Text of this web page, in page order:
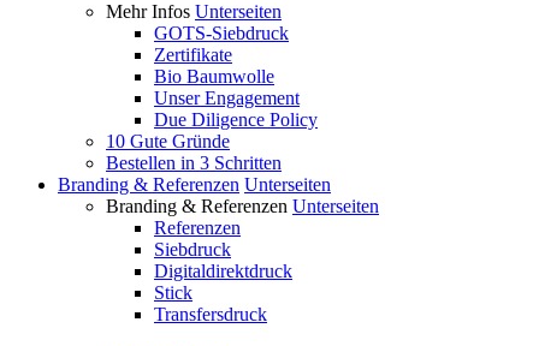
Mehr Infos Unterseiten
GOTS-Siebdruck
Zertifikate
Bio Baumwolle
Unser Engagement
Due Diligence Policy
10 Gute Gründe
Bestellen in 3 Schritten
Branding & Referenzen Unterseiten
Branding & Referenzen Unterseiten
Referenzen
Siebdruck
Digitaldirektdruck
Stick
Transfersdruck